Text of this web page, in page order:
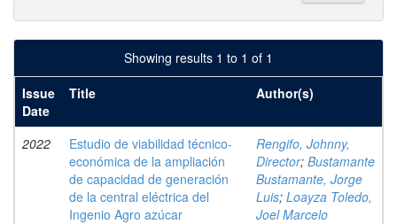
Showing results 1 to 1 of 1
Issue
Date
Title Author(s)
2022
Estudio de viabilidad técnico-
económica de la ampliación
de capacidad de generación
de la central eléctrica del
Ingenio Agro azúcar
Rengifo, Johnny,
Director; Bustamante
Bustamante, Jorge
Luis; Loayza Toledo,
Joel Marcelo